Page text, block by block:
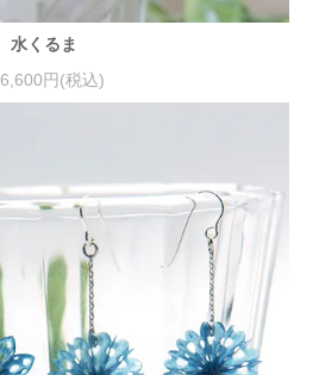
水くるま
6,600円(税込)